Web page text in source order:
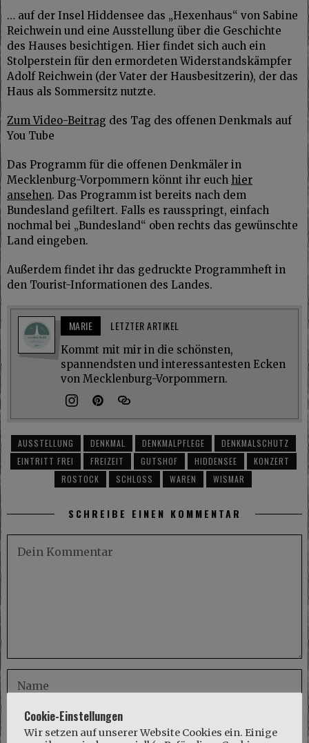
… auf der Insel Hiddensee das „Hexenhaus“ von Sabine
Reichwein und eine Ausstellung über die Geschichte
des Hauses besichtigen. Hier findet sich auch ein
Stolperstein für den ermordeten Widerstandskämpfer
Adolf Reichwein (der Vater der Hausbesitzerin), der das
Haus als Sommersitz nutzte.
Zum Video-Beitrag des Tag des offenen Denkmals auf
You Tube
Das Programm für die offenen Denkmäler in
Mecklenburg-Vorpommern könnt ihr euch hier
ansehen. Das Programm ist bereits nach dem
Bundesland gefiltert. Falls es rausspringt, einfach
nochmal bei „Bundesland“ oben rechts das gewünschte
Land eingeben.
Außerdem findet ihr das gedruckte Programmheft in
den Tourist-Informationen des Landes.
MARIE LETZTER ARTIKEL
Kommt mit mir in die schönsten,
spannendsten und interessantesten Ecken
von Mecklenburg-Vorpommern.
AUSSTELLUNG DENKMAL DENKMALPFLEGE
DENKMALSCHUTZ
EINTRITT FREI
FREIZEIT GUTSHOF HIDDENSEE
KONZERT
ROSTOCK
SCHLOSS WAREN WISMAR
SCHREIBE EINEN KOMMENTAR
Cookie-Einstellungen
Wir setzen auf unserer Website Cookies ein. Einige